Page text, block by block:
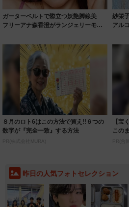
ガーターベルトで際立つ妖艶脚線美
フリーアナ森香澄がランジェリーモデ
紗栄
アル
８月のロト6はこの方法で買え!!６つの
数字が『完全一致』する方法
PR(株式会社MURA)
【宝
この
PR(合
昨日の人気フォトセレクション